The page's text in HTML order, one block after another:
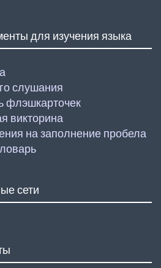
для изучения языка
слушания
флэшкарточек
викторина
на заполнение пробела
сети